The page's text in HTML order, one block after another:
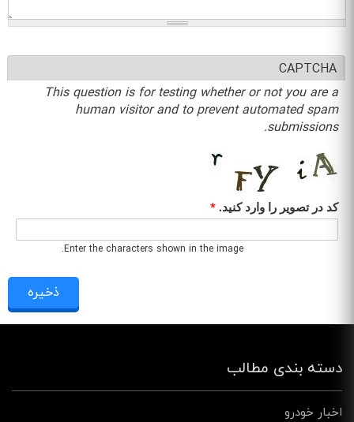
CAPTCHA
This question is for testing whether or not you are a
human visitor and to prevent automated spam
submissions.
کد در تصویر را وارد کنید.*
Enter the characters shown in the image.
دسته بندی مطالب
اخبار خودرو